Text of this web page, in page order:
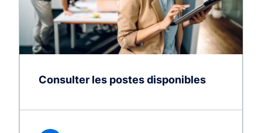
Consulter les postes disponibles